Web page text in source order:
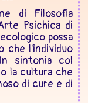
di Filosofia
Psichica di
possa
che l'individuo
sintonia col
la cultura che
di cure e di